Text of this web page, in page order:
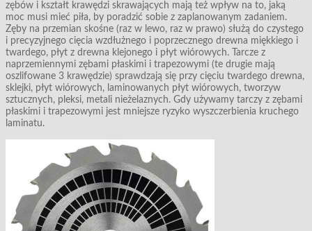
zębów i kształt krawędzi skrawających mają też wpływ na to, jaką
moc musi mieć piła, by poradzić sobie z zaplanowanym zadaniem.
Zęby na przemian skośne (raz w lewo, raz w prawo) służą do czystego
i precyzyjnego cięcia wzdłużnego i poprzecznego drewna miękkiego i
twardego, płyt z drewna klejonego i płyt wiórowych. Tarcze z
naprzemiennymi zębami płaskimi i trapezowymi (te drugie mają
oszlifowane 3 krawędzie) sprawdzają się przy cięciu twardego drewna,
sklejki, płyt wiórowych, laminowanych płyt wiórowych, tworzyw
sztucznych, pleksi, metali nieżelaznych. Gdy używamy tarczy z zębami
płaskimi i trapezowymi jest mniejsze ryzyko wyszczerbienia kruchego
laminatu.